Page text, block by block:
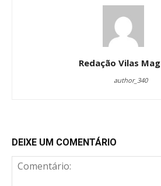
Redação Vilas
author_340
DEIXE UM COMENTÁRIO